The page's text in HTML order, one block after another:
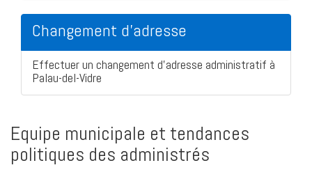
Changement d'adresse
Effectuer un changement d'adresse administratif à
Palau-del-Vidre
Equipe municipale et tendances
politiques des administrés